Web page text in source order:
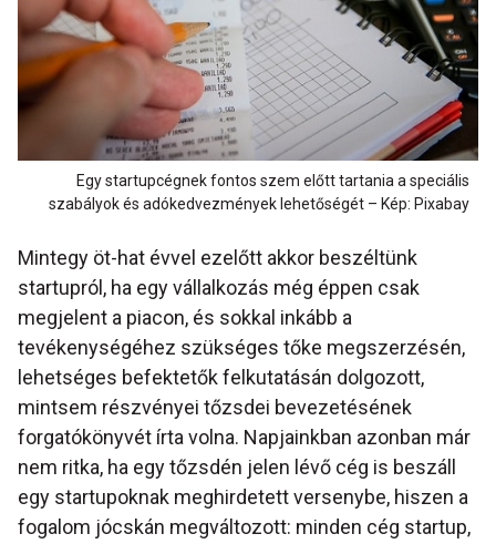
Egy startupcégnek fontos szem előtt tartania a speciális
szabályok és adókedvezmények lehetőségét – Kép: Pixabay
Mintegy öt-hat évvel ezelőtt akkor beszéltünk
startupról, ha egy vállalkozás még éppen csak
megjelent a piacon, és sokkal inkább a
tevékenységéhez szükséges tőke megszerzésén,
lehetséges befektetők felkutatásán dolgozott,
mintsem részvényei tőzsdei bevezetésének
forgatókönyvét írta volna. Napjainkban azonban már
nem ritka, ha egy tőzsdén jelen lévő cég is beszáll
egy startupoknak meghirdetett versenybe, hiszen a
fogalom jócskán megváltozott: minden cég startup,